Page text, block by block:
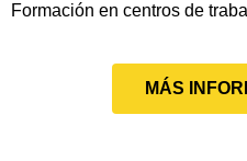
Formación en centros de
MÁS